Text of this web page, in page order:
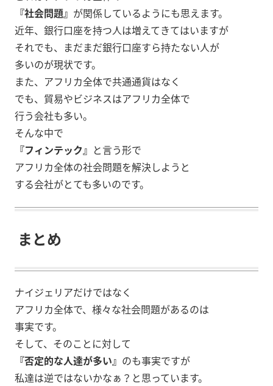
『社会問題』 が関係しているようにも思えます。
近年、銀行口座を持つ人は増えてきてはいますが
それでも、まだまだ銀行口座すら持たない人が
多いのが現状です。
また、アフリカ全体で共通通貨はなく
でも、貿易やビジネスはアフリカ全体で
行う会社も多い。
そんな中で
『フィンテック』 と言う形で
アフリカ全体の社会問題を解決しようと
する会社がとても多いのです。
まとめ
ナイジェリアだけではなく
アフリカ全体で、様々な社会問題があるのは
事実です。
そして、そのことに対して
『否定的な人達が多い』 のも事実ですが
私達は逆ではないかなぁ？と思っています。